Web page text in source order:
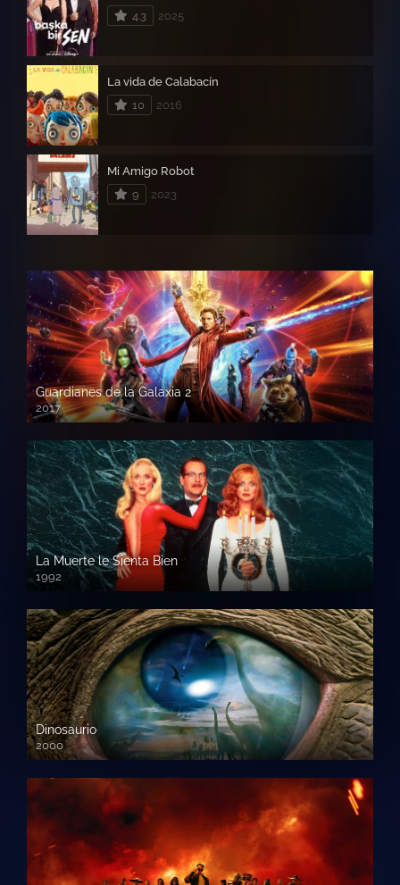
4.3
2025
La vida de Calabacín
10
2016
Mi Amigo Robot
9
2023
Guardianes de la Galaxia 2
2017
720p HD
La Muerte le Sienta Bien
1992
720p HD
Dinosaurio
2000
720 HD